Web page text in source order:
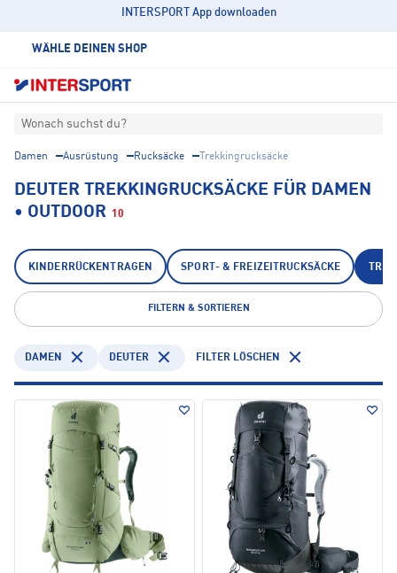
INTERSPORT App downloaden
WÄHLE DEINEN SHOP
Wonach suchst du?
Damen Ausrüstung Rucksäcke Trekkingrucksäcke
DEUTER TREKKINGRUCKSÄCKE FÜR DAMEN
• OUTDOOR 10
KINDERRÜCKENTRAGEN SPORT- & FREIZEITRUCKSÄCKE
FILTERN & SORTIEREN
DAMEN DEUTER FILTER LÖSCHEN